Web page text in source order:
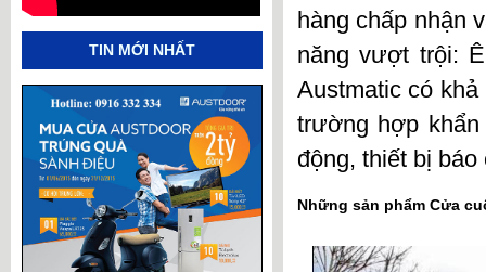
TIN MỚI NHẤT
hàng chấp nhận
năng vượt trội:
Austmatic có
trường hợp
động, thiết bị
Những sản phẩm Cửa